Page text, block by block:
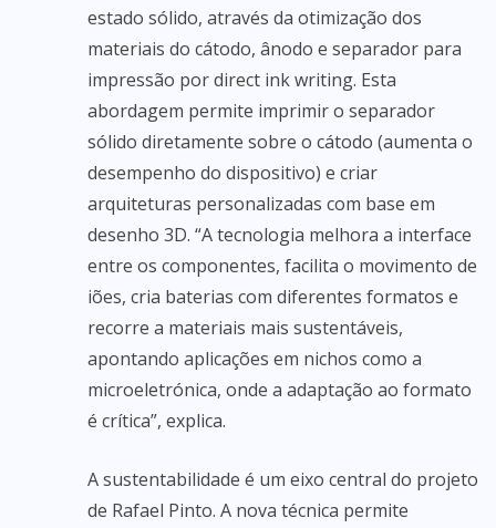
estado sólido, através da otimização dos
materiais do cátodo, ânodo e separador para
impressão por direct ink writing. Esta
abordagem permite imprimir o separador
sólido diretamente sobre o cátodo (aumenta o
desempenho do dispositivo) e criar
arquiteturas personalizadas com base em
desenho 3D. “A tecnologia melhora a interface
entre os componentes, facilita o movimento de
iões, cria baterias com diferentes formatos e
recorre a materiais mais sustentáveis,
apontando aplicações em nichos como a
microeletrónica, onde a adaptação ao formato
é crítica”, explica.
A sustentabilidade é um eixo central do projeto
de Rafael Pinto. A nova técnica permite